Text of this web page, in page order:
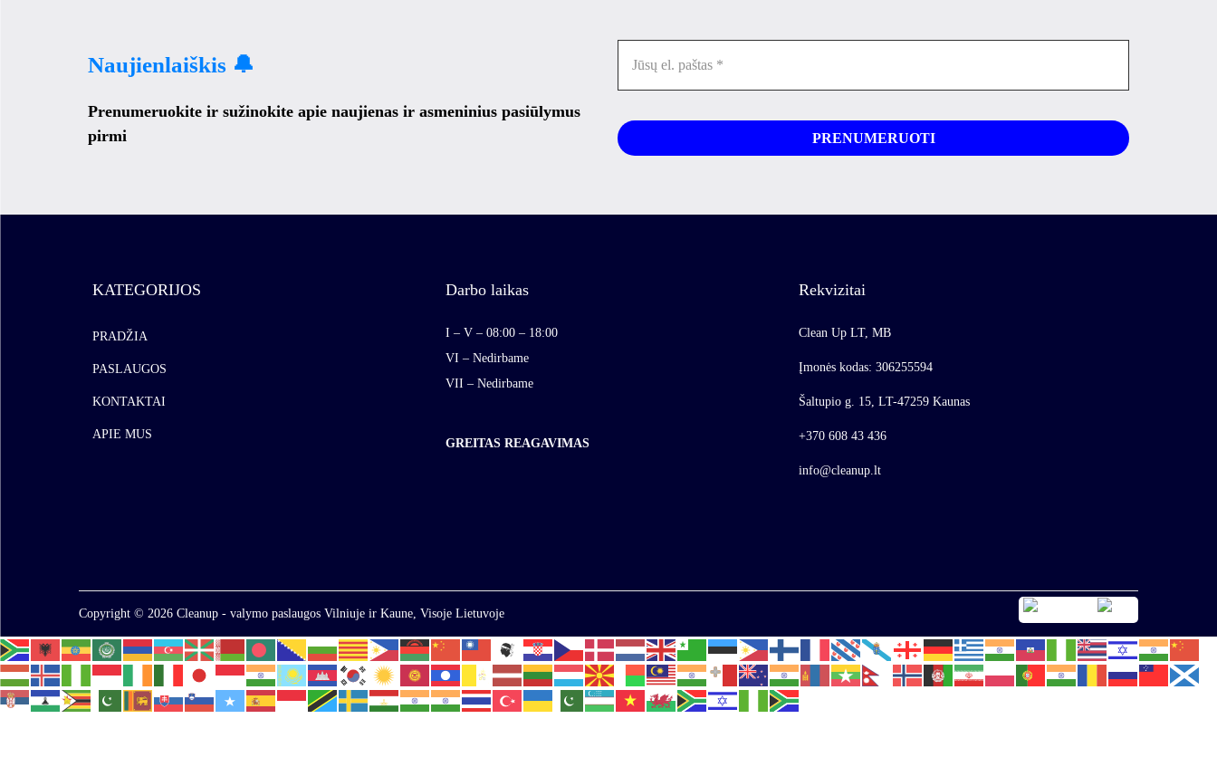
Naujienlaiškis 🔔
Prenumeruokite ir sužinokite apie naujienas ir asmeninius pasiūlymus
pirmi
KATEGORIJOS
PRADŽIA
PASLAUGOS
KONTAKTAI
APIE MUS
Darbo laikas
I – V – 08:00 – 18:00
VI – Nedirbame
VII – Nedirbame
GREITAS REAGAVIMAS
Rekvizitai
Clean Up LT, MB
Įmonės kodas: 306255594
Šaltupio g. 15, LT-47259 Kaunas
+370 608 43 436
info@cleanup.lt
Copyright © 2026 Cleanup - valymo paslaugos Vilniuje ir Kaune, Visoje Lietuvoje